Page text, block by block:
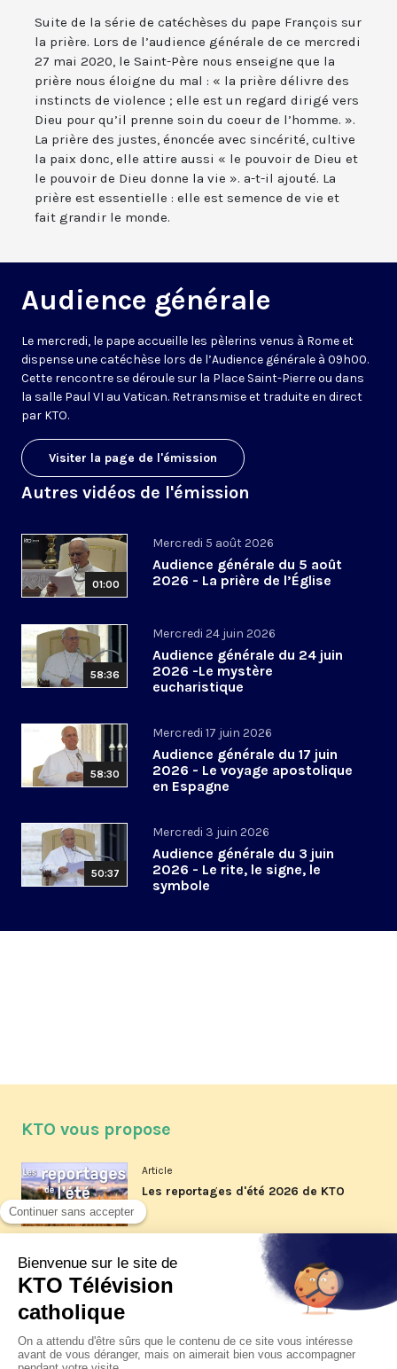
Suite de la série de catéchèses du pape François sur
la prière. Lors de l’audience générale de ce mercredi
27 mai 2020, le Saint-Père nous enseigne que la
prière nous éloigne du mal : « la prière délivre des
instincts de violence ; elle est un regard dirigé vers
Dieu pour qu’il prenne soin du coeur de l’homme. ».
La prière des justes, énoncée avec sincérité, cultive
la paix donc, elle attire aussi « le pouvoir de Dieu et
le pouvoir de Dieu donne la vie ». a-t-il ajouté. La
prière est essentielle : elle est semence de vie et
fait grandir le monde.
Audience générale
Le mercredi, le pape accueille les pèlerins venus à Rome et
dispense une catéchèse lors de l’Audience générale à 09h00.
Cette rencontre se déroule sur la Place Saint-Pierre ou dans
la salle Paul VI au Vatican. Retransmise et traduite en direct
par KTO.
Visiter la page de l'émission
Autres vidéos de l'émission
01:00
Mercredi 5 août 2026
Audience générale du 5 août
2026 - La prière de l’Église
58:36
Mercredi 24 juin 2026
Audience générale du 24 juin
2026 -Le mystère
eucharistique
58:30
Mercredi 17 juin 2026
Audience générale du 17 juin
2026 - Le voyage apostolique
en Espagne
50:37
Mercredi 3 juin 2026
Audience générale du 3 juin
2026 - Le rite, le signe, le
symbole
KTO vous propose
Article
Les reportages d'été 2026 de KTO
La visite pastorale du pape Léon
XIV à Assise à suivre sur KTO le
jeudi 6 août
Article
Le pape en Uruguay, Argentine et